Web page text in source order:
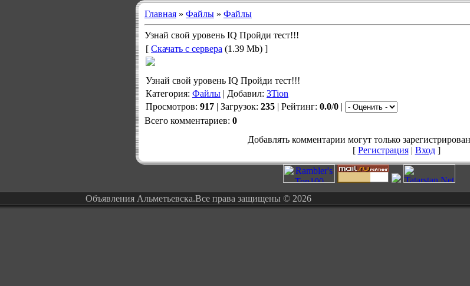
Главная » Файлы » Файлы
Узнай свой уровень IQ Пройди тест!!!
[ Скачать с сервера (1.39 Mb) ]
Узнай свой уровень IQ Пройди тест!!!
Категория: Файлы | Добавил: 3Tion
Просмотров: 917 | Загрузок: 235 | Рейтинг: 0.0/0 |
Всего комментариев: 0
Добавлять комментарии могут только
[ Регистрация| Вход]
Объявления Альметьевска.Все права защищены © 2026